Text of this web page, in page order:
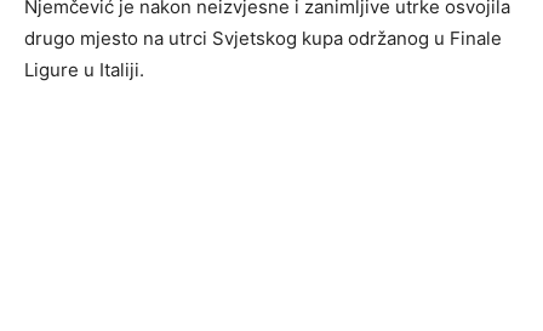
Njemčević je nakon neizvjesne i zanimljive utrke osvojila
drugo mjesto na utrci Svjetskog kupa održanog u Finale
Ligure u Italiji.